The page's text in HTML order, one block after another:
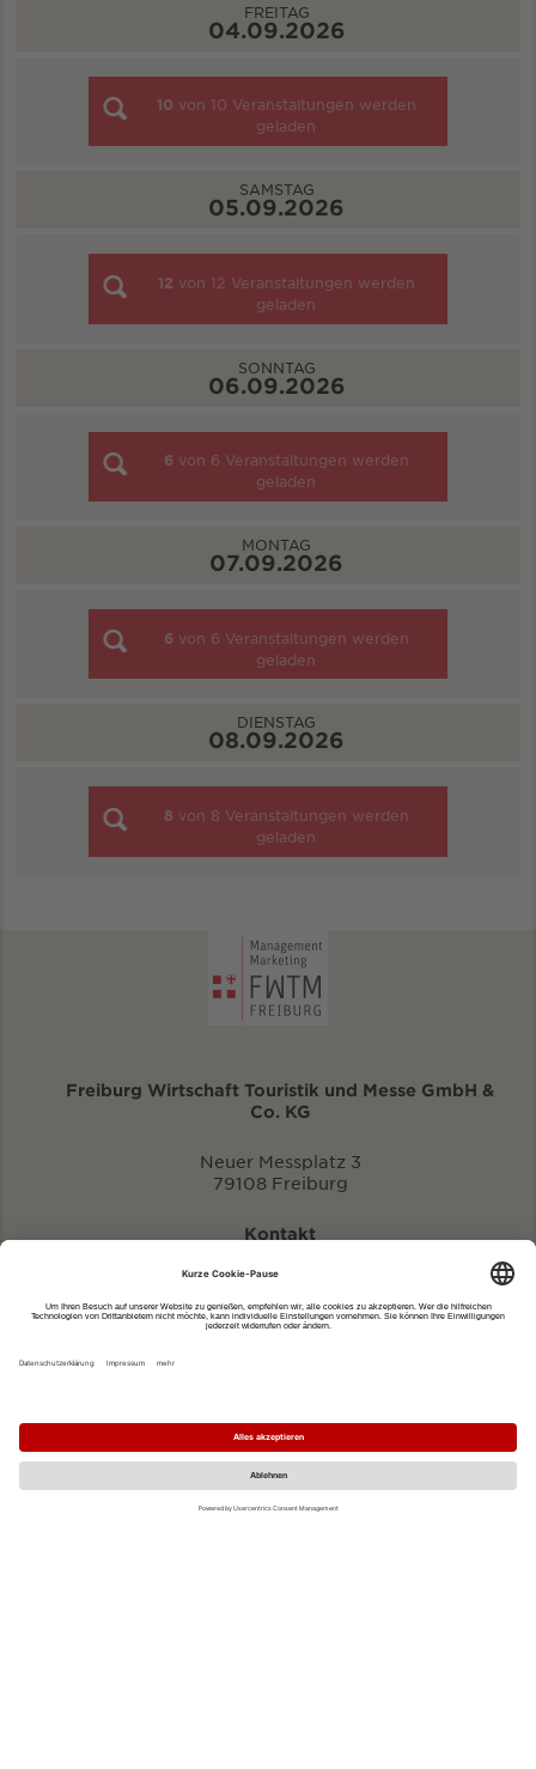
FREITAG
04.09.2026
10 von 10 Veranstaltungen werden
geladen
SAMSTAG
05.09.2026
12 von 12 Veranstaltungen werden
geladen
SONNTAG
06.09.2026
6 von 6 Veranstaltungen werden
geladen
MONTAG
07.09.2026
6 von 6 Veranstaltungen werden
geladen
DIENSTAG
08.09.2026
8 von 8 Veranstaltungen werden
geladen
Freiburg Wirtschaft Touristik und Messe GmbH &
Co. KG
Neuer Messplatz 3
79108 Freiburg
Kontakt
eventportal@fwtm.de
Impressum